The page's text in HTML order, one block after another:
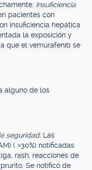
Insuficiencia
pacientes con
insuficiencia hepática
la exposición y
que el vemurafenib se
alguno de los
seguridad: Las
( >30%) notificadas
rash, reacciones de
Se notificó de